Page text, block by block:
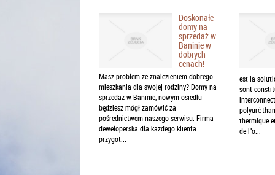
Doskonałe
domy na
sprzedaż w
Baninie w
dobrych
cenach!
Masz problem ze znalezieniem dobrego
mieszkania dla swojej rodziny? Domy na
sprzedaż w Baninie, nowym osiedlu
będziesz mógł zamówić za
pośrednictwem naszego serwisu. Firma
deweloperska dla każdego klienta
przygot...
est la
sont
thermique
de l"o...